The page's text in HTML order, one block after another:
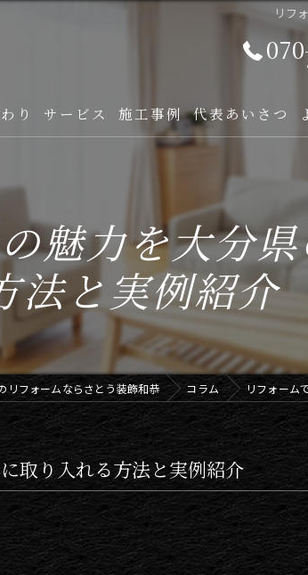
リフ
り サービス 施工事例 代表あいさつ
魅力を大分
法と実例紹介
リフォームならさとう装飾和恭 コラム リフォーム
取り入れる方法と実例紹介